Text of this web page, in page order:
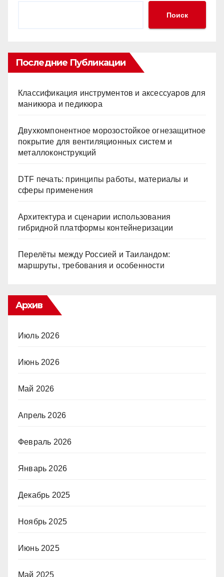
Поиск
Последние Публикации
Классификация инструментов и аксессуаров для
маникюра и педикюра
Двухкомпонентное морозостойкое огнезащитное
покрытие для вентиляционных систем и
металлоконструкций
DTF печать: принципы работы, материалы и
сферы применения
Архитектура и сценарии использования
гибридной платформы контейнеризации
Перелёты между Россией и Таиландом:
маршруты, требования и особенности
Архив
Июль 2026
Июнь 2026
Май 2026
Апрель 2026
Февраль 2026
Январь 2026
Декабрь 2025
Ноябрь 2025
Июнь 2025
Май 2025